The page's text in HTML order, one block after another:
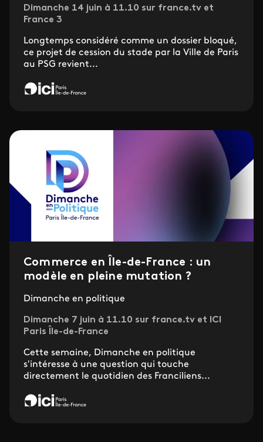
Dimanche 14 juin à 11.10 sur france.tv et
France 3
Longtemps considéré comme un dossier bloqué,
ce projet de cession du stade par la Ville de Paris
au PSG revient...
Commerce en Île-de-France : un
modèle en pleine mutation ?
Dimanche en politique
Dimanche 7 juin à 11.10 sur france.tv et ICI
Paris Île-de-France
Cette semaine, Dimanche en politique
s'intéresse à une question qui touche
directement le quotidien des Franciliens...